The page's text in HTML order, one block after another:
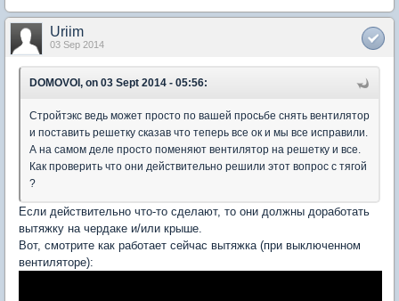
Uriim
03 Sep 2014
DOMOVOI, on 03 Sept 2014 - 05:56:
Стройтэкс ведь может просто по вашей просьбе снять вентилятор
и поставить решетку сказав что теперь все ок и мы все исправили.
А на самом деле просто поменяют вентилятор на решетку и все.
Как проверить что они действительно решили этот вопрос с тягой
?
Если действительно что-то сделают, то они должны доработать
вытяжку на чердаке и/или крыше.
Вот, смотрите как работает сейчас вытяжка (при выключенном
вентиляторе):